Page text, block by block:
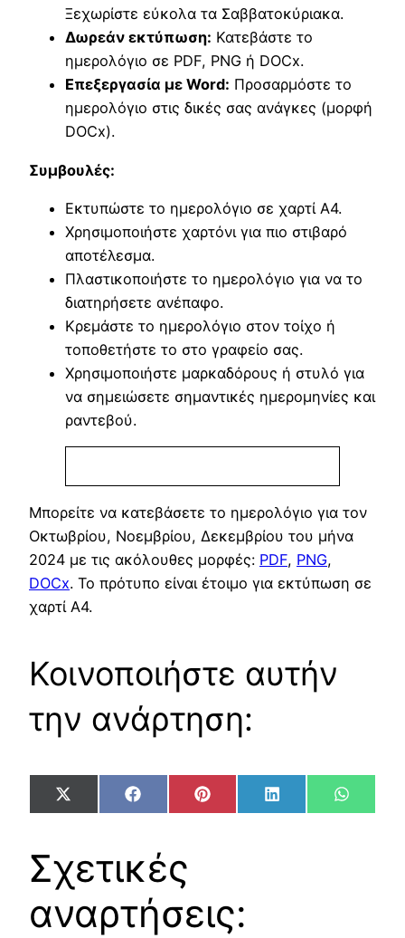
Ξεχωρίστε εύκολα τα Σαββατοκύριακα.
Δωρεάν εκτύπωση: Κατεβάστε το
ημερολόγιο σε PDF, PNG ή DOCx.
Επεξεργασία με Word: Προσαρμόστε το
ημερολόγιο στις δικές σας ανάγκες (μορφή
DOCx).
Συμβουλές:
Εκτυπώστε το ημερολόγιο σε χαρτί A4.
Χρησιμοποιήστε χαρτόνι για πιο στιβαρό
αποτέλεσμα.
Πλαστικοποιήστε το ημερολόγιο για να το
διατηρήσετε ανέπαφο.
Κρεμάστε το ημερολόγιο στον τοίχο ή
τοποθετήστε το στο γραφείο σας.
Χρησιμοποιήστε μαρκαδόρους ή στυλό για
να σημειώσετε σημαντικές ημερομηνίες και
ραντεβού.
Μπορείτε να κατεβάσετε το ημερολόγιο για τον
Οκτωβρίου, Νοεμβρίου, Δεκεμβρίου του μήνα
2024 με τις ακόλουθες μορφές: PDF, PNG,
DOCx. Το πρότυπο είναι έτοιμο για εκτύπωση σε
χαρτί Α4.
Κοινοποιήστε αυτήν
την ανάρτηση:
Share
on
X
(Twitter)
Share
on
FacebookShare
on
Pinterest Share
on
LinkedIn Share
on
Σχετικές
αναρτήσεις: